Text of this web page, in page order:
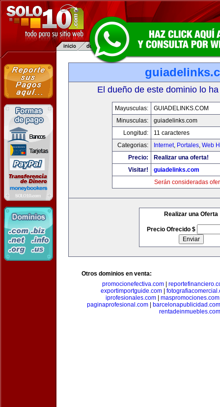
El dueño de este dominio lo
Mayusculas:
GUIADELINKS.COM
Minusculas:
guiadelinks.com
Longitud:
11 caracteres
Categorias:
Internet, Portales, Web
Precio:
Realizar una oferta!
Visitar!
guiadelinks.com
Serán consideradas
Realizar una Oferta
Precio Ofrecido $
Otros dominios en venta:
promocionefectiva.com
exportimportguide.com
iprofesionales.com
maspromociones.com
paginaprofesional.com|
barcelonapublicidad.com
rentadeinmuebles.com